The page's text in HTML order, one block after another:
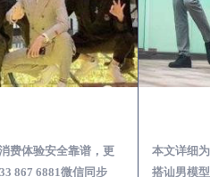
费体验安全靠谱，更
867 6881微信同步
本文详细
搭讪男模